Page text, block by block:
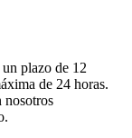
plazo de 12
de 24 horas.
nosotros